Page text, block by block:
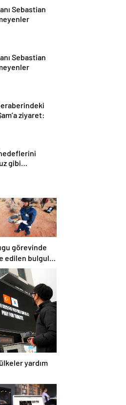
Sebastian
Sebastian
ziyaret:
kıldılar
gibi…
görevinde
edilen bulgular
dünyaya
yardım